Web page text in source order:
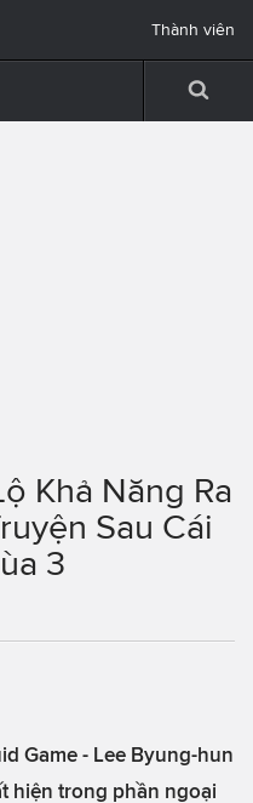
Thành viên
Khả Năng Ra
Sau Cái
3
Game - Lee Byung-hun
hiện trong phần ngoại